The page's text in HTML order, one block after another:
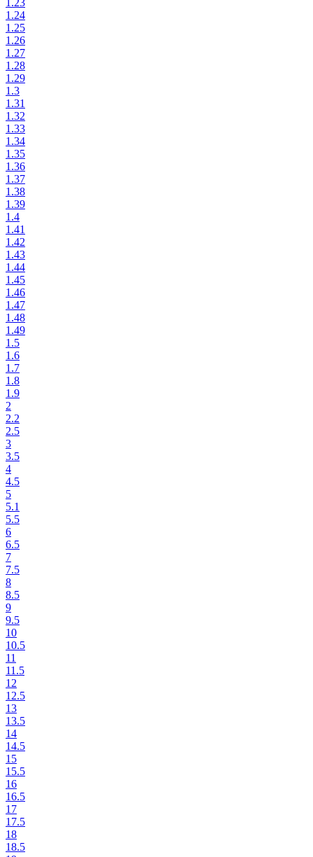
1.23
1.24
1.25
1.26
1.27
1.28
1.29
1.3
1.31
1.32
1.33
1.34
1.35
1.36
1.37
1.38
1.39
1.4
1.41
1.42
1.43
1.44
1.45
1.46
1.47
1.48
1.49
1.5
1.6
1.7
1.8
1.9
2
2.2
2.5
3
3.5
4
4.5
5
5.1
5.5
6
6.5
7
7.5
8
8.5
9
9.5
10
10.5
11
11.5
12
12.5
13
13.5
14
14.5
15
15.5
16
16.5
17
17.5
18
18.5